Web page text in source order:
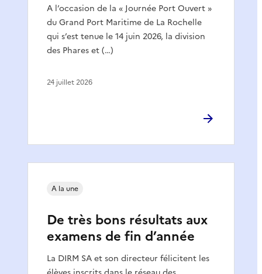
A l’occasion de la « Journée Port Ouvert »
du Grand Port Maritime de La Rochelle
qui s’est tenue le 14 juin 2026, la division
des Phares et (…)
24 juillet 2026
De très bons résultats aux
examens de fin d’année
La DIRM SA et son directeur félicitent les
A la une